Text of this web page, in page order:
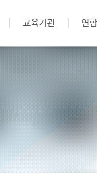
교육기관 연